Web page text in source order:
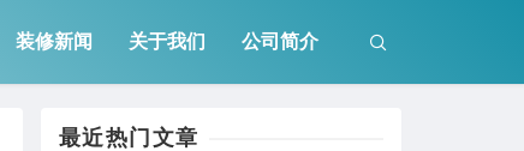
装修新闻 关于我们 公司简介
最近热门文章